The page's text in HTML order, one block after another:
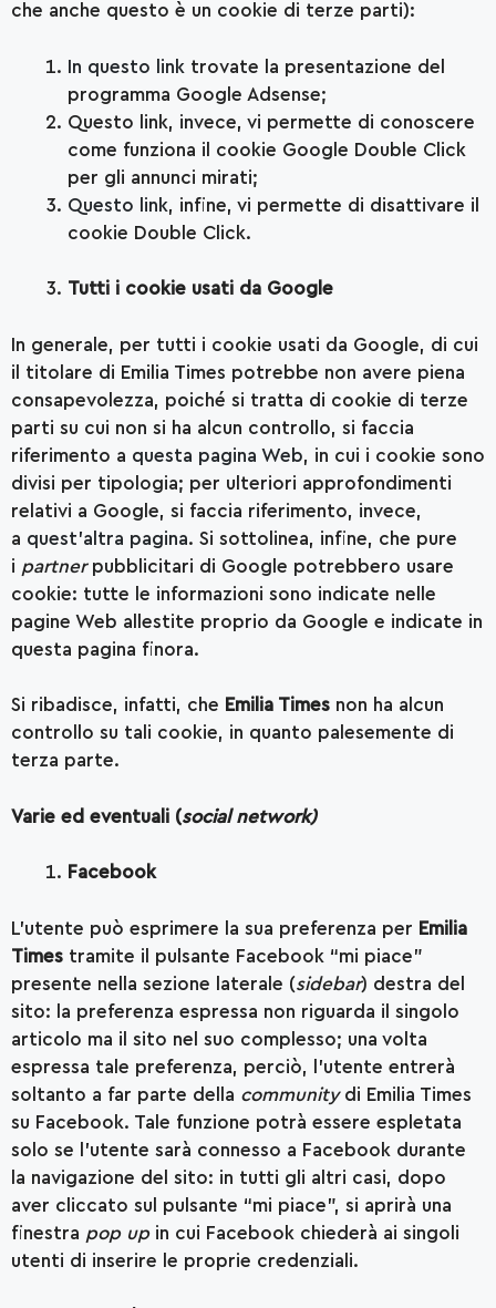
che anche questo è un cookie di terze parti):
In questo link trovate la presentazione del
programma Google Adsense;
Questo link, invece, vi permette di conoscere
come funziona il cookie Google Double Click
per gli annunci mirati;
Questo link, infine, vi permette di disattivare il
cookie Double Click.
Tutti i cookie usati da Google
In generale, per tutti i cookie usati da Google, di cui
il titolare di Emilia Times potrebbe non avere piena
consapevolezza, poiché si tratta di cookie di terze
parti su cui non si ha alcun controllo, si faccia
riferimento a questa pagina Web, in cui i cookie sono
divisi per tipologia; per ulteriori approfondimenti
relativi a Google, si faccia riferimento, invece,
a quest’altra pagina. Si sottolinea, infine, che pure
i partner pubblicitari di Google potrebbero usare
cookie: tutte le informazioni sono indicate nelle
pagine Web allestite proprio da Google e indicate in
questa pagina finora.
Si ribadisce, infatti, che Emilia Times non ha alcun
controllo su tali cookie, in quanto palesemente di
terza parte.
Varie ed eventuali (social network)
Facebook
L’utente può esprimere la sua preferenza per Emilia
Times tramite il pulsante Facebook “mi piace”
presente nella sezione laterale (sidebar) destra del
sito: la preferenza espressa non riguarda il singolo
articolo ma il sito nel suo complesso; una volta
espressa tale preferenza, perciò, l’utente entrerà
soltanto a far parte della community di Emilia Times
su Facebook. Tale funzione potrà essere espletata
solo se l’utente sarà connesso a Facebook durante
la navigazione del sito: in tutti gli altri casi, dopo
aver cliccato sul pulsante “mi piace”, si aprirà una
finestra pop upin cui Facebook chiederà ai singoli
utenti di inserire le proprie credenziali.